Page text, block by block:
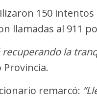
150
llamadas al 911
la
remarcó: